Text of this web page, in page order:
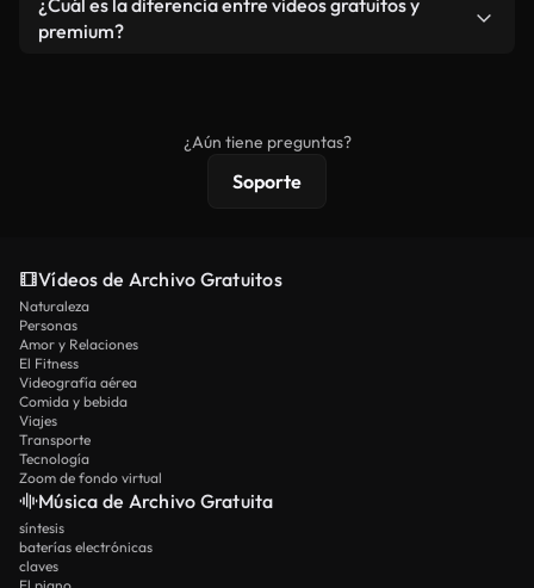
vídeos. Solo asegúrese de que el producto final no
¿Cuál es la diferencia entre videos gratuitos y
premium?
protecciones de licencia extendidas.
¿Aún tiene preguntas?
Soporte
Vídeos de Archivo Gratuitos
Naturaleza
Personas
Amor y Relaciones
El Fitness
Videografía aérea
Comida y bebida
Viajes
Transporte
Tecnología
Zoom de fondo virtual
Música de Archivo Gratuita
síntesis
baterías electrónicas
claves